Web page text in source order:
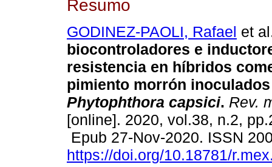
Resumo
GODINEZ-PAOLI, Rafael et
biocontroladores e
resistencia en híbridos
pimiento morrón
Phytophthora capsici. Rev.
[online]. 2020, vol.38, n.2,
Epub 27-Nov-2020. ISSN
https://doi.org/10.18781/